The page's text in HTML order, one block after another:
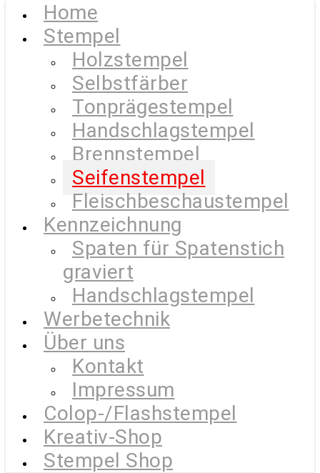
Home
Stempel
Holzstempel
Selbstfärber
Tonprägestempel
Handschlagstempel
Brennstempel
Seifenstempel
Fleischbeschaustempel
Kennzeichnung
Spaten für Spatenstich
graviert
Handschlagstempel
Werbetechnik
Über uns
Kontakt
Impressum
Colop-/Flashstempel
Kreativ-Shop
Stempel Shop